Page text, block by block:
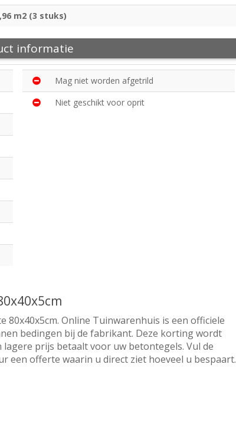
m2 (3 stuks)
informatie
Mag niet worden afgetrild
Niet geschikt voor oprit
Online Tuinwarenhuis is een officiele
bedingen bij de fabrikant. Deze korting wordt
prijs betaalt voor uw betontegels. Vul de
een offerte waarin u direct ziet hoeveel u bespaart.